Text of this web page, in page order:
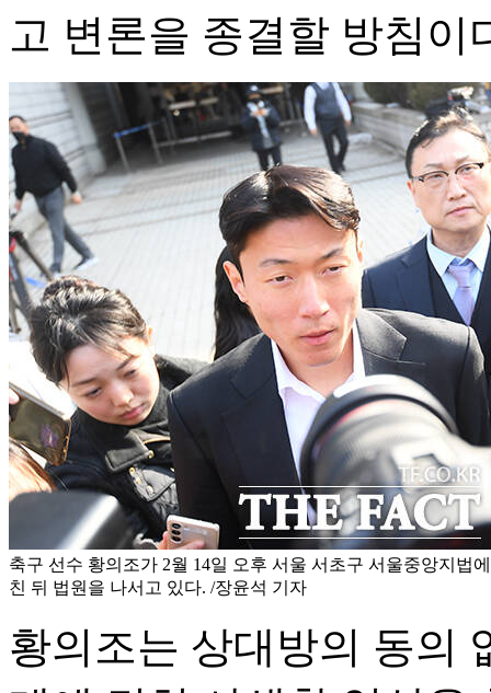
고 변론을 종결할 방침이
축구 선수 황의조가 2월 14일 오후 서울 서초구 서울중앙지법
친 뒤 법원을 나서고 있다. /장윤석 기자
황의조는 상대방의 동의